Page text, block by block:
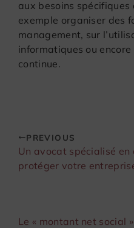
aux besoins
exemple organiser des
management, sur
informatiques ou encore
continue.
PREVIOUS
Un avocat spécialisé
protéger votre
Le « montant net social